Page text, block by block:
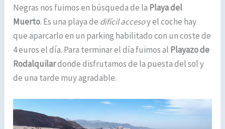
Negras nos fuimos en búsqueda de la Playa del
Muerto. Es una playa de difícil accesoy el coche hay
que aparcarlo en un parking habilitado con un coste de
4 euros el día. Para terminar el día fuimos al Playazo de
Rodalquilardonde disfrutamos de la puesta del sol y
de una tarde muy agradable.